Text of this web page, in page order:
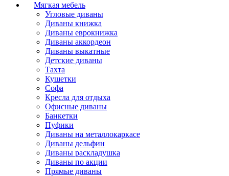
Мягкая мебель
Угловые диваны
Диваны книжка
Диваны еврокнижка
Диваны аккордеон
Диваны выкатные
Детские диваны
Тахта
Кушетки
Софа
Кресла для отдыха
Офисные диваны
Банкетки
Пуфики
Диваны на металлокаркасе
Диваны дельфин
Диваны раскладушка
Диваны по акции
Прямые диваны